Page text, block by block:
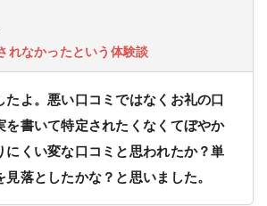
れなかったという体験談
たよ。悪い口コミではなくお礼の口
を書いて特定されたくなくてぼやか
にくい変な口コミと思われたか？単
落としたかな？と思いました。